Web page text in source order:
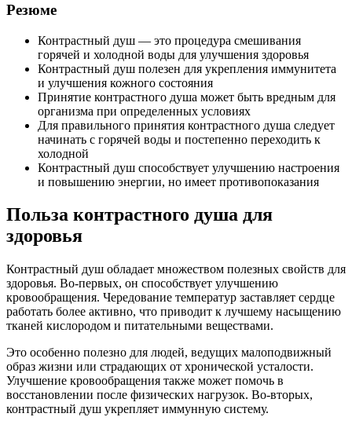
Резюме
Контрастный душ — это процедура смешивания
горячей и холодной воды для улучшения здоровья
Контрастный душ полезен для укрепления иммунитета
и улучшения кожного состояния
Принятие контрастного душа может быть вредным для
организма при определенных условиях
Для правильного принятия контрастного душа следует
начинать с горячей воды и постепенно переходить к
холодной
Контрастный душ способствует улучшению настроения
и повышению энергии, но имеет противопоказания
Польза контрастного душа для
здоровья
Контрастный душ обладает множеством полезных свойств для
здоровья. Во-первых, он способствует улучшению
кровообращения. Чередование температур заставляет сердце
работать более активно, что приводит к лучшему насыщению
тканей кислородом и питательными веществами.
Это особенно полезно для людей, ведущих малоподвижный
образ жизни или страдающих от хронической усталости.
Улучшение кровообращения также может помочь в
восстановлении после физических нагрузок. Во-вторых,
контрастный душ укрепляет иммунную систему.